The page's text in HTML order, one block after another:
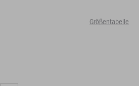
Größentabelle